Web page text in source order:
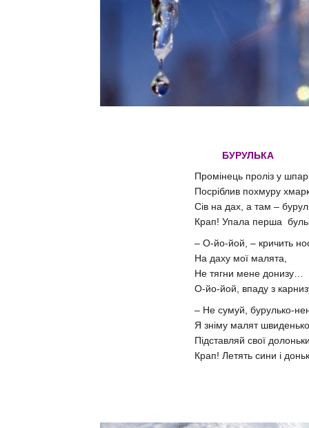
БУРУЛЬКА
Промінець проліз у
Посріблив похмуру
Сів на дах, а там –
Крап! Упала перша
– О-йо-йой, – кричить
На даху мої малята,
Не тягни мене донизу…
О-йо-йой, впаду з
– Не сумуй, бурулько-
Я зніму малят
Підставляй свої
Крап! Летять сини і